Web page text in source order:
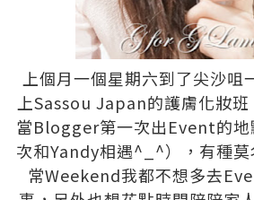
上個月一個星期六到了尖沙
上Sassou Japan的護膚化妝
當Blogger第一次出Event的地
次和Yandy相遇^_^），有種
常Weekend我都不想多去